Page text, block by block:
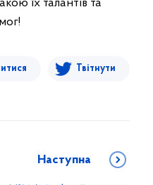
їх талантів та
Твітнути
Наступна